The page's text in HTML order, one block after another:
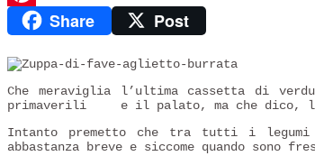
PinterestShare Post
Che meraviglia l’ultima cassetta di
primaverili
e il palato, ma che dico,
Intanto premetto che tra tutti i legumi
abbastanza breve e siccome quando sono